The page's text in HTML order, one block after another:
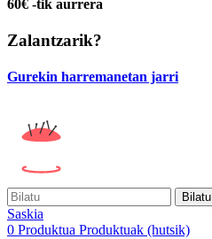
60€ -tik aurrera
Zalantzarik?
Gurekin harremanetan jarri
Bilatu
Saskia
0 Produktua Produktuak (hutsik)